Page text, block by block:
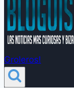
Groleros!